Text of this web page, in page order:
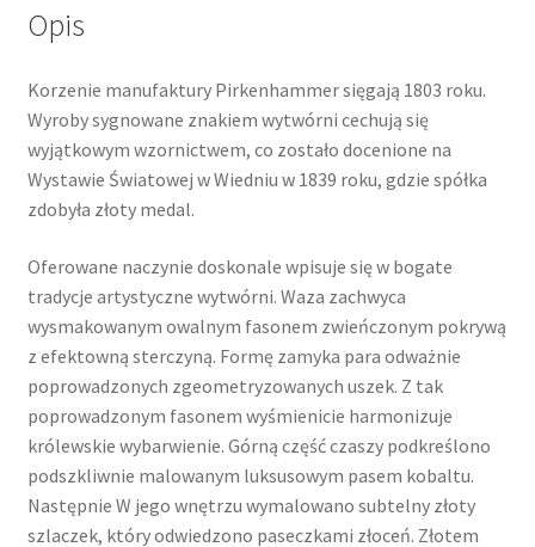
Opis
Korzenie manufaktury Pirkenhammer sięgają 1803 roku.
Wyroby sygnowane znakiem wytwórni cechują się
wyjątkowym wzornictwem, co zostało docenione na
Wystawie Światowej w Wiedniu w 1839 roku, gdzie spółka
zdobyła złoty medal.
Oferowane naczynie doskonale wpisuje się w bogate
tradycje artystyczne wytwórni. Waza zachwyca
wysmakowanym owalnym fasonem zwieńczonym pokrywą
z efektowną sterczyną. Formę zamyka para odważnie
poprowadzonych zgeometryzowanych uszek. Z tak
poprowadzonym fasonem wyśmienicie harmonizuje
królewskie wybarwienie. Górną część czaszy podkreślono
podszkliwnie malowanym luksusowym pasem kobaltu.
Następnie W jego wnętrzu wymalowano subtelny złoty
szlaczek, który odwiedzono paseczkami złoceń. Złotem